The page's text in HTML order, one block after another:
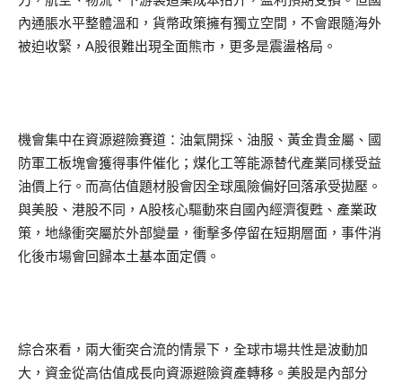
內通脹水平整體溫和，貨幣政策擁有獨立空間，不會跟隨海外
被迫收緊，A股很難出現全面熊市，更多是震盪格局。
機會集中在資源避險賽道：油氣開採、油服、黃金貴金屬、國
防軍工板塊會獲得事件催化；煤化工等能源替代產業同樣受益
油價上行。而高估值題材股會因全球風險偏好回落承受拋壓。
與美股、港股不同，A股核心驅動來自國內經濟復甦、產業政
策，地緣衝突屬於外部變量，衝擊多停留在短期層面，事件消
化後市場會回歸本土基本面定價。
綜合來看，兩大衝突合流的情景下，全球市場共性是波動加
大，資金從高估值成長向資源避險資產轉移。美股是內部分